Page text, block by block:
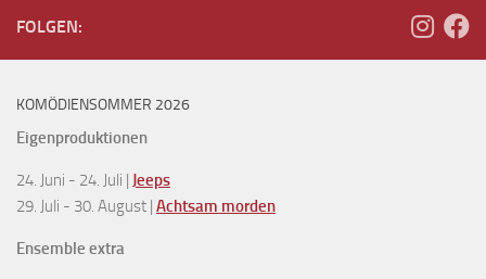
FOLGEN:
KOMÖDIENSOMMER 2026
Eigenproduktionen
24. Juni - 24. Juli | Jeeps
29. Juli - 30. August | Achtsam morden
Ensemble extra